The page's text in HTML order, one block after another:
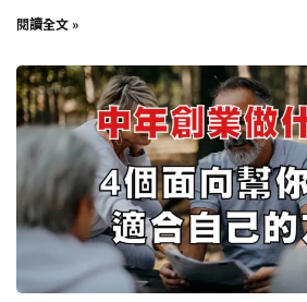
閱讀全文 »